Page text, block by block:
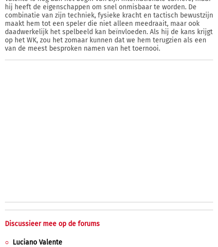
hij heeft de eigenschappen om snel onmisbaar te worden. De
combinatie van zijn techniek, fysieke kracht en tactisch bewustzijn
maakt hem tot een speler die niet alleen meedraait, maar ook
daadwerkelijk het spelbeeld kan beïnvloeden. Als hij de kans krijgt
op het WK, zou het zomaar kunnen dat we hem terugzien als een
van de meest besproken namen van het toernooi.
Discussieer mee op de forums
Luciano Valente